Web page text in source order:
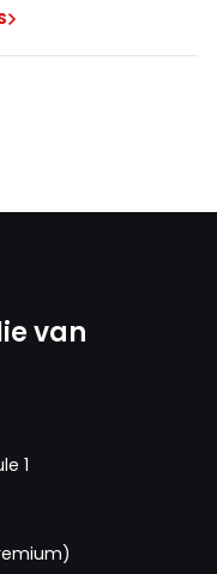
eens per
van
1